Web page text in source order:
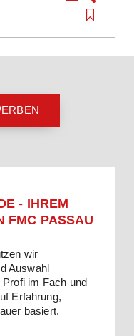
- IHREM
FMC PASSAU
wir
Auswahl
im Fach und
Erfahrung,
basiert.